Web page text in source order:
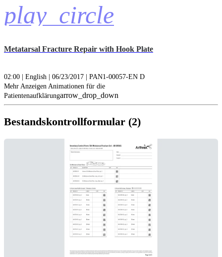
play_circle
Metatarsal Fracture Repair with Hook Plate
02:00 | English | 06/23/2017 | PAN1-00057-EN D
Mehr Anzeigen Animationen für die
Patientenaufklärungarrow_drop_down
Bestandskontrollformular (2)